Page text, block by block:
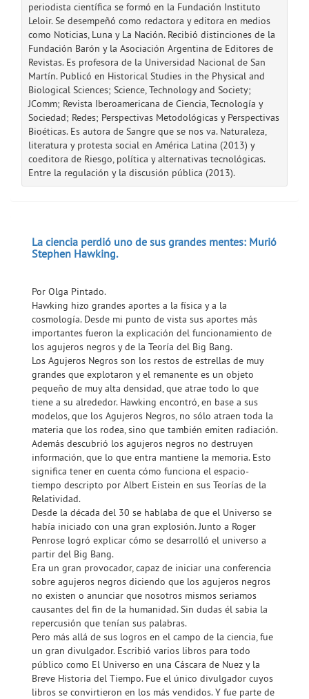
periodista científica se formó en la Fundación Instituto
Leloir. Se desempeñó como redactora y editora en medios
como Noticias, Luna y La Nación. Recibió distinciones de la
Fundación Barón y la Asociación Argentina de Editores de
Revistas. Es profesora de la Universidad Nacional de San
Martín. Publicó en Historical Studies in the Physical and
Biological Sciences; Science, Technology and Society;
JComm; Revista Iberoamericana de Ciencia, Tecnología y
Sociedad; Redes; Perspectivas Metodológicas y Perspectivas
Bioéticas. Es autora de Sangre que se nos va. Naturaleza,
literatura y protesta social en América Latina (2013) y
coeditora de Riesgo, política y alternativas tecnológicas.
Entre la regulación y la discusión pública (2013).
La ciencia perdió uno de sus grandes mentes: Murió
Stephen Hawking.
Por Olga Pintado.
Hawking hizo grandes aportes a la física y a la
cosmología. Desde mi punto de vista sus aportes más
importantes fueron la explicación del funcionamiento de
los agujeros negros y de la Teoría del Big Bang.
Los Agujeros Negros son los restos de estrellas de muy
grandes que explotaron y el remanente es un objeto
pequeño de muy alta densidad, que atrae todo lo que
tiene a su alrededor. Hawking encontró, en base a sus
modelos, que los Agujeros Negros, no sólo atraen toda la
materia que los rodea, sino que también emiten radiación.
Además descubrió los agujeros negros no destruyen
información, que lo que entra mantiene la memoria. Esto
significa tener en cuenta cómo funciona el espacio-
tiempo descripto por Albert Eistein en sus Teorías de la
Relatividad.
Desde la década del 30 se hablaba de que el Universo se
había iniciado con una gran explosión. Junto a Roger
Penrose logró explicar cómo se desarrolló el universo a
partir del Big Bang.
Era un gran provocador, capaz de iniciar una conferencia
sobre agujeros negros diciendo que los agujeros negros
no existen o anunciar que nosotros mismos seriamos
causantes del fin de la humanidad. Sin dudas él sabia la
repercusión que tenían sus palabras.
Pero más allá de sus logros en el campo de la ciencia, fue
un gran divulgador. Escribió varios libros para todo
público como El Universo en una Cáscara de Nuez y la
Breve Historia del Tiempo. Fue el único divulgador cuyos
libros se convirtieron en los más vendidos. Y fue parte de